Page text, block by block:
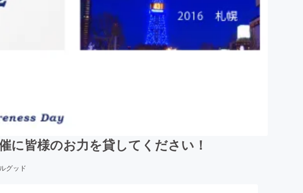
に皆様のお力を貸してください！
グッド